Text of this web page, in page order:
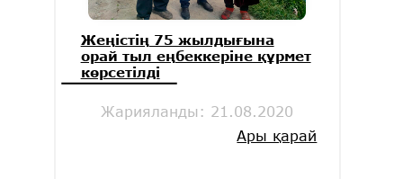
Жеңістің 75 жылдығына
орай тыл еңбеккеріне құрмет
көрсетілді
Жарияланды: 21.08.2020
Ары қарай